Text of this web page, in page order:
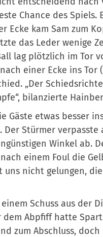
Chance des Spiels.
Ecke kam Sam zum
das Leder wenige
lag plötzlich im Tor
einer Ecke ins Tor
„Der
bilanzierte
Gäste etwas besser
Stürmer
Winkel ab.
einem Foul die
nicht gelungen,
Schuss aus der
Abpfiff hatte
zum Abschluss,